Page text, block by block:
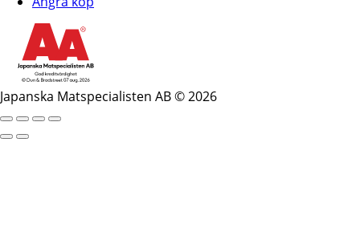
Japanska Matspecialisten AB © 2026